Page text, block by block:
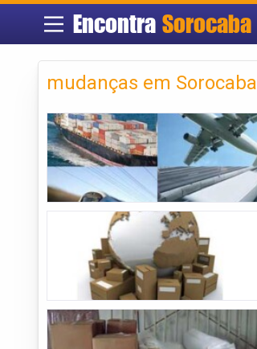
Encontra Sorocaba
mudanças em Sorocaba